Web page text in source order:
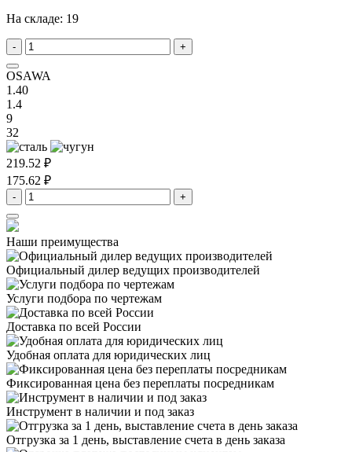
На складе: 19
- +
OSAWA
1.40
1.4
9
32
219.52 ₽
175.62 ₽
- +
Наши преимущества
Официальный дилер ведущих производителей
Услуги подбора по чертежам
Доставка по всей России
Удобная оплата для юридических лиц
Фиксированная цена без переплаты посредникам
Инструмент в наличии и под заказ
Отгрузка за 1 день, выставление счета в день заказа